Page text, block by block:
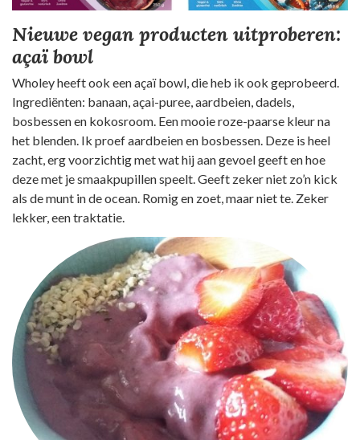
Nieuwe vegan producten uitproberen:
açaï bowl
Wholey heeft ook een açaï bowl, die heb ik ook geprobeerd.
Ingrediënten: banaan, açai-puree, aardbeien, dadels,
bosbessen en kokosroom. Een mooie roze-paarse kleur na
het blenden. Ik proef aardbeien en bosbessen. Deze is heel
zacht, erg voorzichtig met wat hij aan gevoel geeft en hoe
deze met je smaakpupillen speelt. Geeft zeker niet zo’n kick
als de munt in de ocean. Romig en zoet, maar niet te. Zeker
lekker, een traktatie.